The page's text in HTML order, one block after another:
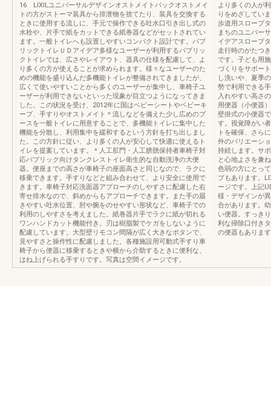
16 LIXILユニバーサルデザインオストメイトパックオストメイ
トの方がストーマ装具から排泄物を捨てたり、装具を交換する
ときに使用する流しに、手元で操作できる吐水口引き出し式の
水栓や、片手で紙をカットできる紙巻器などがセットされてい
ます。一般トイレへも設置しやすいコンパクト設計です。パブ
リックトイレＵＤアイデア多様なユーザーが利用するパブリッ
クトイレでは、広さやレイアウト、器具の仕様を配慮して、よ
り多くの方が使えることが求められます。様々なユーザーのた
めの機能を盛り込んだ多機能トイレが整備されてきましたが、
広くて使いやすいことから多くのユーザーが集中し、車椅子ユ
ーザーが利用できないといった現象が目立つようになってきま
した。この状況を受け、2012年に国はベビーシートやベビーキ
ープ、手すりやオストメイト＊流しなどを備えた少し広めのブ
ースを一般トイレに用意することで、多機能トイレに集中した
機能を分散し、利用集中を緩和するという方針を打ち出しまし
た。この方針に従い、より多くの人が安心して快適に使えるト
イレを提案しています。＊人工肛門・人工膀胱保持者車椅子対
応パブリック向けタンクレストイレ衛生的な自動洗浄の大便
器。便座までの高さが車椅子の座面高さと同じなので、ラクに
移乗できます。手すりなどと組み合わせて、より安全に使用で
きます。車椅子対応洗面器アプローチのしやすさに配慮した右
寄せ排水なので、斜めからもアプローチできます。また手の届
きやすい吐水位置、肘や腕をのせやすい形状など、車椅子での
利用のしやすさを考えました。紙巻器片手でラクに紙が切れる
ワンハンドカット機能付き。刃は樹脂製でケガをしないように
配慮しています。大型壁リモコン間隔が広く大きなボタンで、
見やすさと操作性に配慮しました。各種施設用可動式手すり車
椅子から便器に移乗するときや横から介助するときに便利な、
はね上げられる手すりです。写真は空間イメージです。
より多くの人が
りをめざしてい
歩道用スロープ
まちのユニバー
イデアスロープ
走行時のがたつ
です。子ども用
づくりをサポー
し洗いや、夏季
勢で利用できる
入れやすい高さ
用便器（小便器
壁掛式の小便器
す。視覚障がい
トを確保、さら
外のバリエーシ
持続します。サ
と心地よさを兼
色弱の方にとっ
プもあります。
ージです。上記
様・デザインが
合があります。
い便器。すっき
利な掃除口付き
の便器もありま